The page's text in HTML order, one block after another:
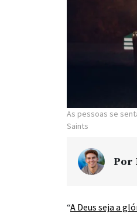
As pessoas se
Saints
Por
“A Deus seja a